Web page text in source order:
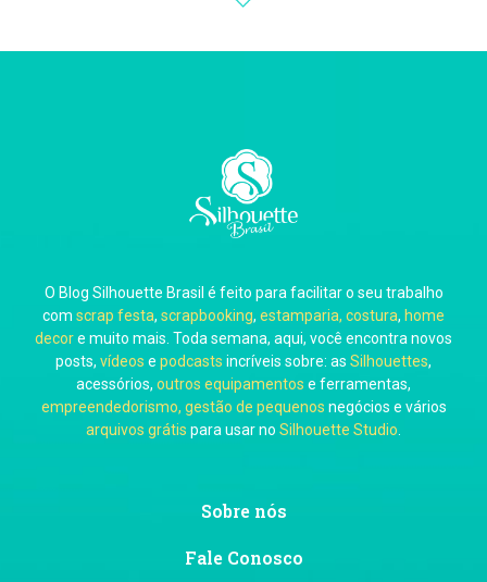
Carla Eschberger
Carol Pessoa
Ju Mirthes
O Blog Silhouette Brasil é feito para facilitar o seu trabalho
com scrap festa, scrapbooking, estamparia, costura, home
decore muito mais. Toda semana, aqui, você encontra novos
posts, vídeos e podcasts incríveis sobre: as Silhouettes,
acessórios, outros equipamentos e ferramentas,
empreendedorismo, gestão de pequenos negócios e vários
arquivos grátis para usar no Silhouette Studio
Sobre nós
Fale Conosco